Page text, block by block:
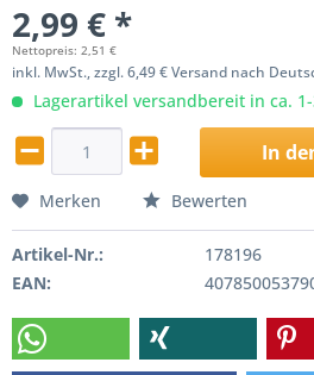
2,99 € *
Nettopreis: 2,51 €
inkl. MwSt., zzgl. 6,49 € Versand nach
Lagerartikel versandbereit in ca.
In
Merken Bewerten
Artikel-Nr.:
178196
EAN: